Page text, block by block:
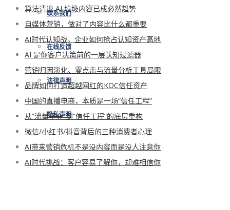
联系我们
在线反馈
法律声明
隐私声明
算法清退 AI 垃圾内容已成必然趋势
自媒体营销，做对了内容比什么都重要
AI时代认知战，企业如何抢占认知资产高地
AI 是你客户决策前的一层认知过滤器
营销归因演化、零点击与流量分析工具局限
品牌如何打造超越网红的KOC信任资产
中国的直播电商，本质是一场“信任工程”
从“流量争夺”到“信任工程”的底层重构
微信/小红书/抖音背后的三种消费者心理
AI带来营销危机不是没内容而是没人注意你
AI时代挑战：客户容易了解你，却难相信你